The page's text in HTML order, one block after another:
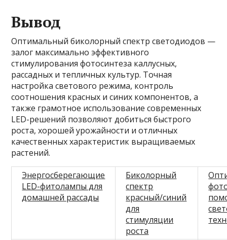
Вывод
Оптимальный биколорный спектр светодиодов —
залог максимально эффективного
стимулирования фотосинтеза каллусных,
рассадных и тепличных культур. Точная
настройка светового режима, контроль
соотношения красных и синих компонентов, а
также грамотное использование современных
LED-решений позволяют добиться быстрого
роста, хорошей урожайности и отличных
качественных характеристик выращиваемых
растений.
Энергосберегающие
LED-фитолампы для
домашней рассады
Биколорный
спектр
красный/синий
для
стимуляции
роста